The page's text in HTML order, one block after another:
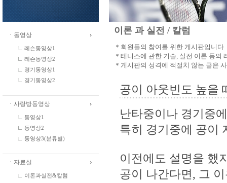
ㆍ동영상
레슨동영상1
레슨동영상2
경기동영상1
경기동영상2
ㆍ사랑방동영상
동영상1
동영상2
동영상3(분류별)
ㆍ자료실
이론과실전&칼럼
이론 과 실전 / 칼럼
＊회원들의 참여를 위한 게시판입니다
＊테니스에 관한 기술, 실전 이론 등의
＊게시판의 성격에 적절치 않는 글은
공이 아웃빈도 높을
난타중이나 경기중
특히 경기중에 공이
이전에도 설명을 했
공이 나간다면, 그